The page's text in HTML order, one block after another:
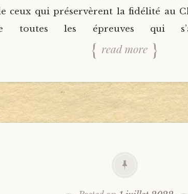
ceux qui préservèrent la fidélité au
toutes les épreuves qui
read more